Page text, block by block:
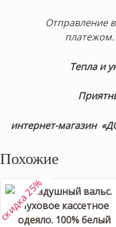
Отправление
платежом.
Тепла и
интернет-магазин
Похожие
25%